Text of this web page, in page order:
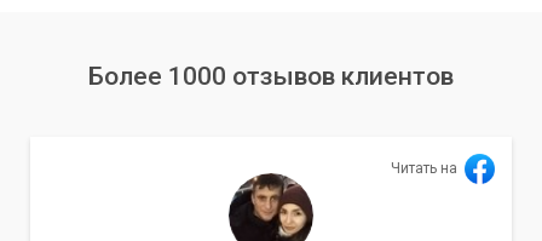
Более 1000 отзывов клиентов
Читать на